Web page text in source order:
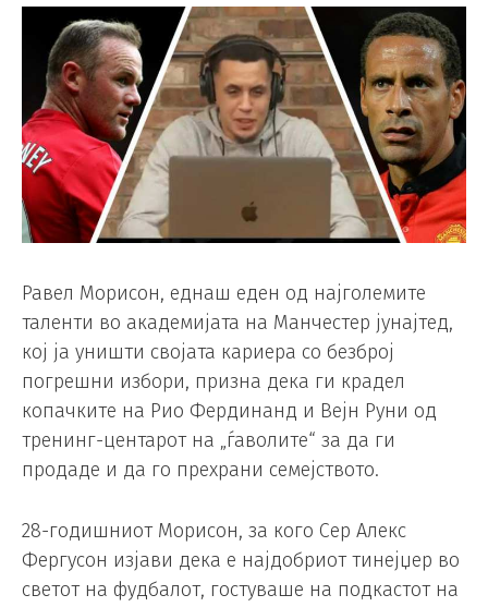
Равел Морисон, еднаш еден од најголемите
таленти во академијата на Манчестер јунајтед,
кој ја уништи својата кариера со безброј
погрешни избори, призна дека ги крадел
копачките на Рио Фердинанд и Вејн Руни од
тренинг-центарот на „ѓаволите“ за да ги
продаде и да го прехрани семејството.
28-годишниот Морисон, за кого Сер Алекс
Фергусон изјави дека е најдобриот тинејџер во
светот на фудбалот, гостуваше на подкастот на